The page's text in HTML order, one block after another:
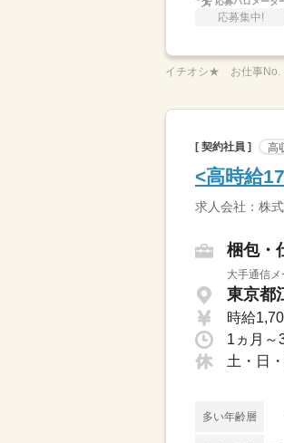
応募集中!
イチオシ★ お仕事No.
[ 契約社員 ] 高
<高時給
求人会社：株
梱包・
大手通信
東京都
時給
1ヵ月～
土・日
多い年齢層